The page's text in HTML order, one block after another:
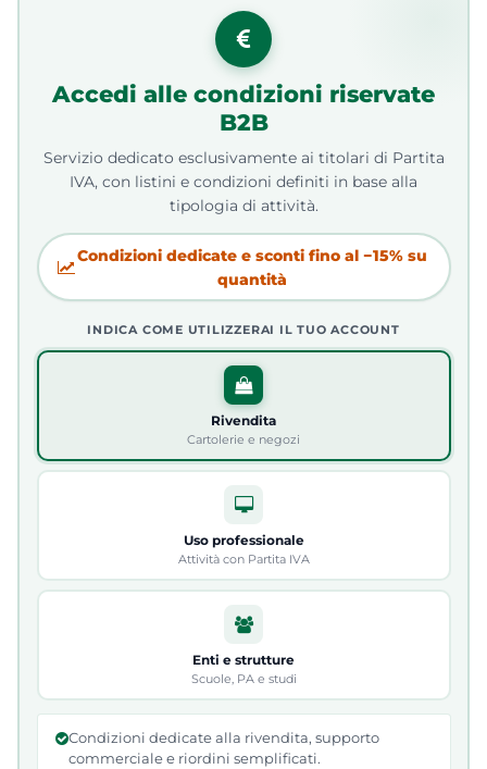
Accedi alle condizioni riservate
B2B
Servizio dedicato esclusivamente ai titolari di Partita
IVA, con listini e condizioni definiti in base alla
tipologia di attività.
Condizioni dedicate e sconti fino al −15% su
quantità
INDICA COME UTILIZZERAI IL TUO ACCOUNT
Rivendita
Cartolerie e negozi
Uso professionale
Attività con Partita IVA
Enti e strutture
Scuole, PA e studi
Condizioni dedicate alla rivendita, supporto
commerciale e riordini semplificati.